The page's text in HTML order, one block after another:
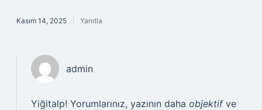
Kasım 14, 2025 Yanıtla
admin
Yiğitalp! Yorumlarınız, yazının daha objektifve